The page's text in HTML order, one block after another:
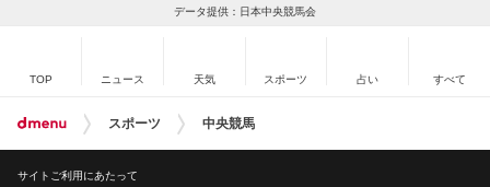
データ提供：日本中央競馬会
TOP ニュース 天気 スポーツ 占い すべて
スポーツ 中央競馬
サイトご利用にあたって